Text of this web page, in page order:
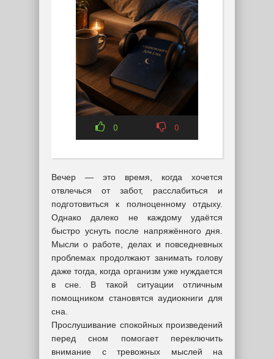
0 0
Вечер — это время, когда хочется
отвлечься от забот, расслабиться и
подготовиться к полноценному отдыху.
Однако далеко не каждому удаётся
быстро уснуть после напряжённого дня.
Мысли о работе, делах и повседневных
проблемах продолжают занимать голову
даже тогда, когда организм уже нуждается
в сне. В такой ситуации отличным
помощником становятся аудиокниги для
сна.
Прослушивание спокойных произведений
перед сном помогает переключить
внимание с тревожных мыслей на